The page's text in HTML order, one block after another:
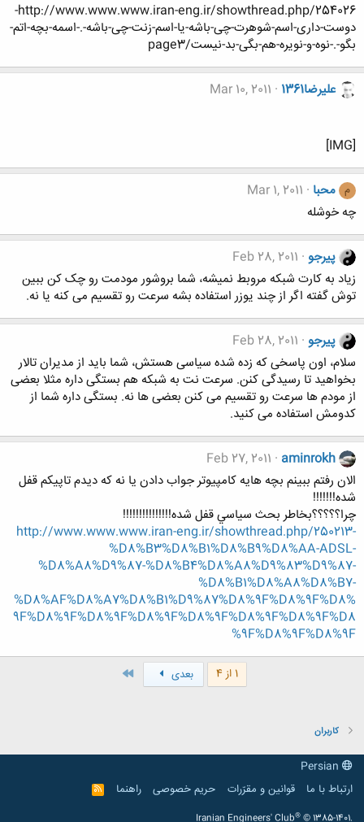
http://www.www.www.iran-eng.ir/showthread.php/254026-
دوست-داری-اسم-شوهرت-چی-باشه-یا-اسم-زنت-چی-باشه-.-اسمه-بچه-اتم-
بگو-.-نوه-و-نویره-هم-بگی-بد-نیست/page3
عليرضا1361 Mar 10, 2011
[IMG]
م محبا Mar 1, 2011
چه خوشله
پیرجو Feb 28, 2011
زیاد به کارت شبکه مروبط نمیشه، شما بروشور مودمت رو چک کن ببین
توش گفته اگر از چند یوزر استفاده بشه سرعت رو تقسیم می کنه یا نه.
پیرجو Feb 28, 2011
سلام، اون پاسخی که زده شده سیاسی هستش، شما باید از مدیران تالار
بخواهید تا رسیدگی کنن. سرعت نت به شبکه هم بستگی داره مثلا بعضی
از مودم ها سرعت رو تقسیم می کنن بعضی ها نه. بستگی داره شما از
کدومش استفاده می کنید.
aminrokh
Feb 27, 2011
الان رفتم ببينم بچه هايه كامپيوتر جواب دادن يا نه كه ديدم تاپيكم قفل
شده!!!!!!!
چرا؟؟؟؟؟بخاطر بحث سياسي قفل شده!!!!!!!!!!!!!!!
http://www.www.www.iran-eng.ir/showthread.php/250213-
%D8%B3%D8%B1%D8%B9%D8%AA-ADSL-
%D8%A8%D9%87-%D8%B4%D8%A8%D9%83%D9%87-
%D8%B1%D8%A8%D8%B7-
%D8%AF%D8%A7%D8%B1%D9%87%D8%9F%D8%9F%D8%
9F%D8%9F%D8%9F%D8%9F%D8%9F%D8%9F%D8%9F%D8
%9F%D8%9F%D8%9F
1 از 4 بعدی
کاربران
ارتباط با ما
قوانین و مقرّرات حریم خصوصی راهنما
R
S
Iranian Engineers' Club® © 1385-1401.